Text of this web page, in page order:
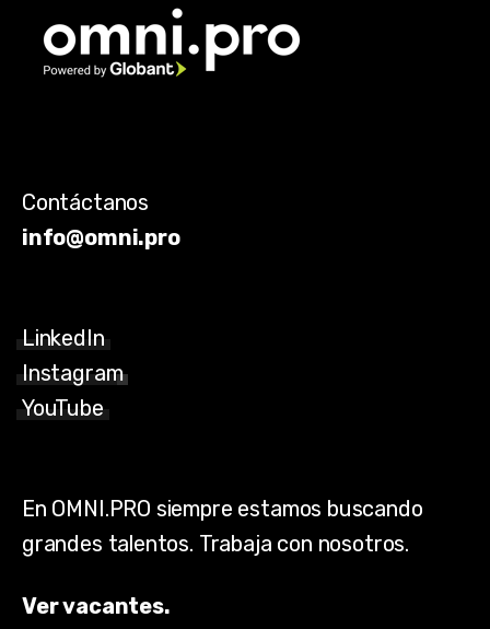
Contáctanos
info@omni.pro
LinkedIn
Instagram
YouTube
En OMNI.PRO siempre estamos buscando
grandes talentos. Trabaja con nosotros.
Ver vacantes.